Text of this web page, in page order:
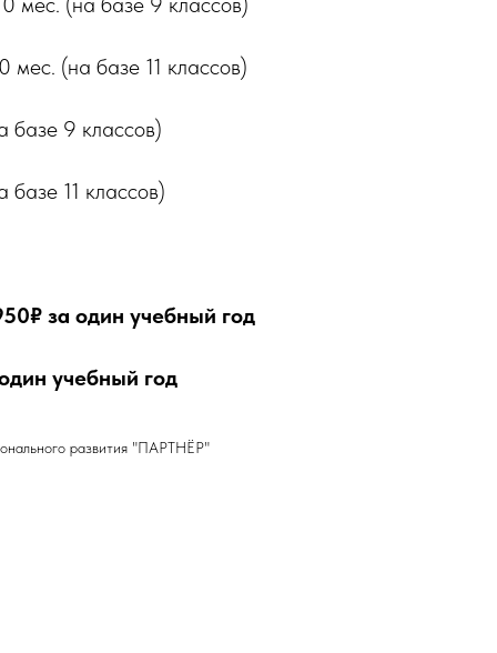
(на базе 11 классов)
базе 9 классов)
11 классов)
за один учебный год
учебный год
развития "ПАРТНЁР"